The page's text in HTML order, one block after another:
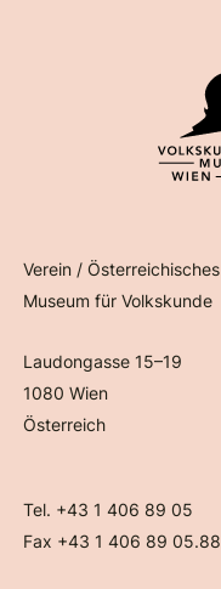
Verein / Österreichisches
Museum für Volkskunde
Laudongasse 15–19
1080 Wien
Österreich
Tel. +43 1 406 89 05
Fax +43 1 406 89 05.88